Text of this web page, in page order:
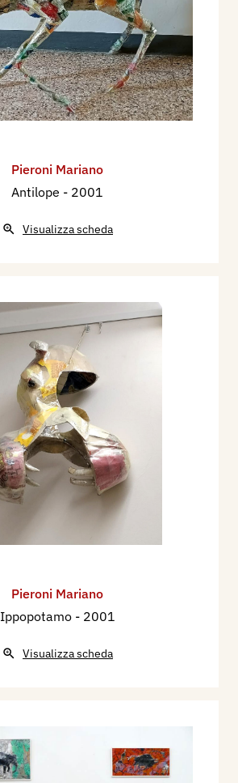
Pieroni Mariano
Antilope - 2001
Visualizza scheda
Pieroni Mariano
Ippopotamo - 2001
Visualizza scheda